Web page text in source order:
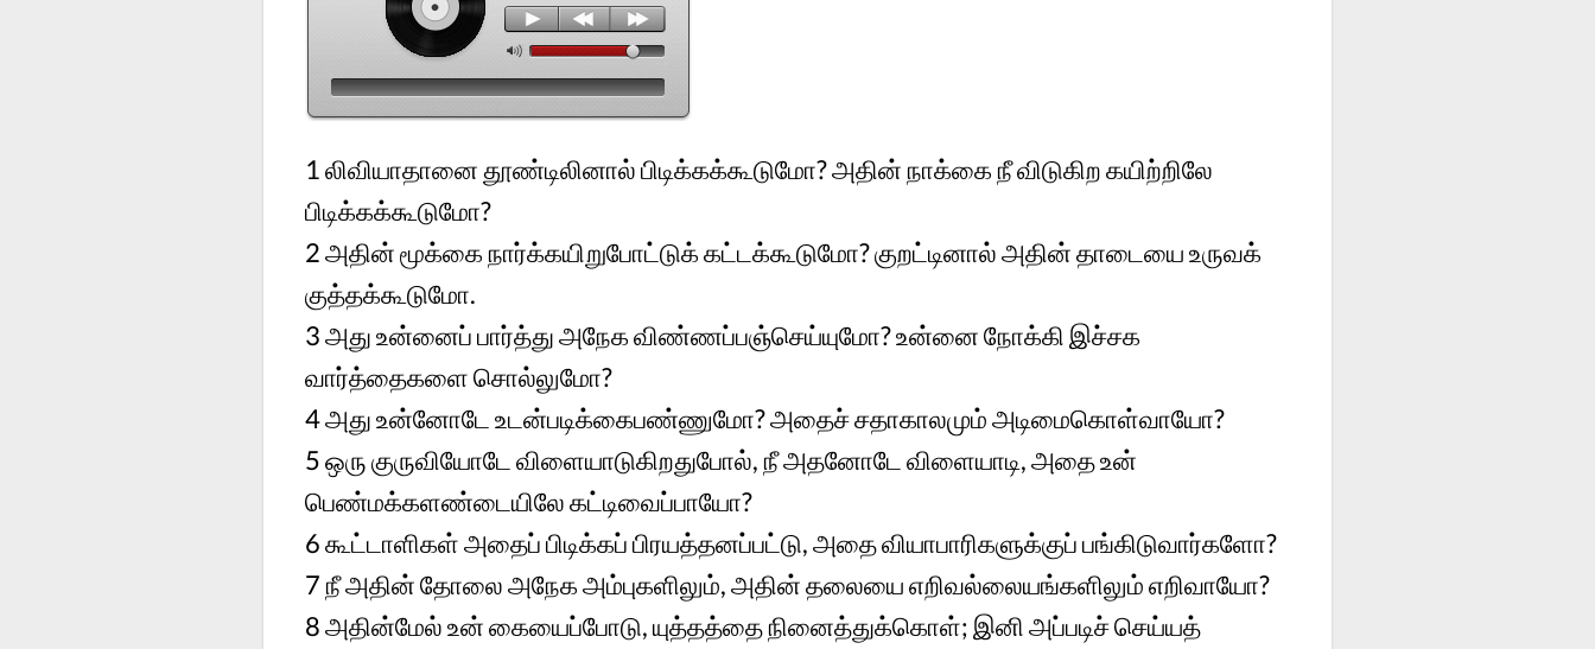
1லிவியாதானை தூண்டிலினால் பிடிக்கக்கூடுமோ? அதின் நாக்கை நீ விடுகிற கயிற்றிலே
பிடிக்கக்கூடுமோ?
2அதின் மூக்கை நார்க்கயிறுபோட்டுக் கட்டக்கூடுமோ? குறட்டினால் அதின் தாடையை உருவக்
குத்தக்கூடுமோ.
3அது உன்னைப் பார்த்து அநேக விண்ணப்பஞ்செய்யுமோ? உன்னை நோக்கி இச்சக
வார்த்தைகளை சொல்லுமோ?
4அது உன்னோடே உடன்படிக்கைபண்ணுமோ? அதைச் சதாகாலமும் அடிமைகொள்வாயோ?
5ஒரு குருவியோடே விளையாடுகிறதுபோல், நீ அதனோடே விளையாடி, அதை உன்
பெண்மக்களண்டையிலே கட்டிவைப்பாயோ?
6கூட்டாளிகள் அதைப் பிடிக்கப் பிரயத்தனப்பட்டு, அதை வியாபாரிகளுக்குப் பங்கிடுவார்களோ?
7நீ அதின் தோலை அநேக அம்புகளிலும், அதின் தலையை எறிவல்லையங்களிலும் எறிவாயோ?
8அதின்மேல் உன் கையைப்போடு, யுத்தத்தை நினைத்துக்கொள்; இனி அப்படிச் செய்யத்